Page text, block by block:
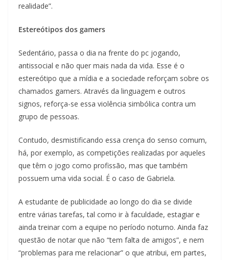
realidade”.
Estereótipos dos gamers
Sedentário, passa o dia na frente do pc jogando,
antissocial e não quer mais nada da vida. Esse é o
estereótipo que a mídia e a sociedade reforçam sobre os
chamados gamers. Através da linguagem e outros
signos, reforça-se essa violência simbólica contra um
grupo de pessoas.
Contudo, desmistificando essa crença do senso comum,
há, por exemplo, as competições realizadas por aqueles
que têm o jogo como profissão, mas que também
possuem uma vida social. É o caso de Gabriela.
A estudante de publicidade ao longo do dia se divide
entre várias tarefas, tal como ir à faculdade, estagiar e
ainda treinar com a equipe no período noturno. Ainda faz
questão de notar que não “tem falta de amigos”, e nem
“problemas para me relacionar” o que atribui, em partes,